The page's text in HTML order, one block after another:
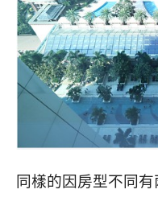
同樣的因房型不同